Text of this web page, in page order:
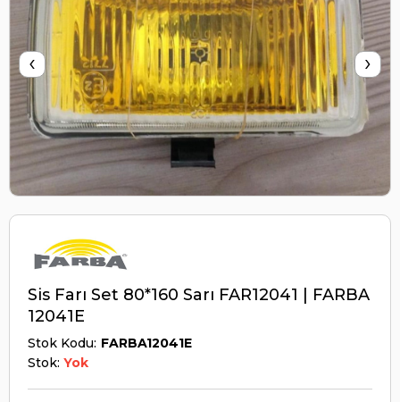
‹ ›
Sis Farı Set 80*160 Sarı FAR12041 | FARBA
12041E
Stok Kodu FARBA12041E
Stok: Yok